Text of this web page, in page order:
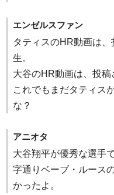
エンゼルスファン
タティスのHR動画は
生。
大谷のHR動画は、投稿
これでもまだタティス
な？
アニオタ
大谷翔平が優秀な選手
字通りベーブ・ルース
かったよ。